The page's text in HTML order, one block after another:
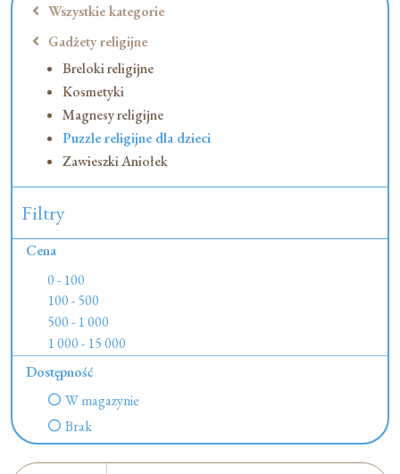
Wszystkie kategorie
Gadżety religijne
Breloki religijne
Kosmetyki
Magnesy religijne
Puzzle religijne dla dzieci
Zawieszki Aniołek
Filtry
Cena
0 - 100
100 - 500
500 - 1 000
1 000 - 15 000
Dostępność
W magazynie
Brak